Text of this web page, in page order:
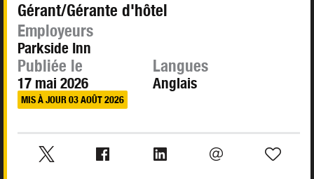
Gérant/Gérante d'hôtel
Employeurs
Parkside Inn
Publiée le
17 mai 2026
MIS À JOUR 03 AOÛT 2026
Langues
Anglais